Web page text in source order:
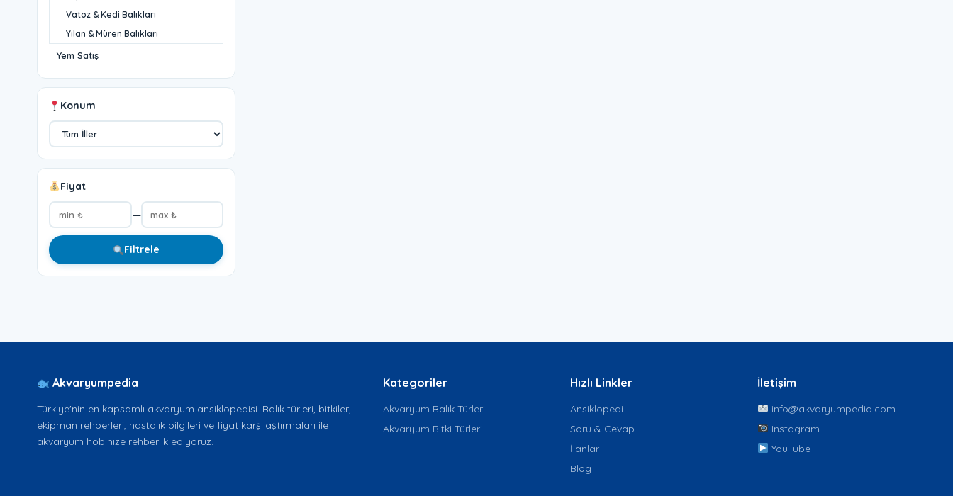
Vatoz & Kedi Balıkları
Yılan & Müren Balıkları
Yem Satış
Konum
Fiyat
—
Filtrele
Akvaryumpedia
Türkiye'nin en kapsamlı akvaryum ansiklopedisi. Balık türleri, bitkiler,
ekipman rehberleri, hastalık bilgileri ve fiyat karşılaştırmaları ile
akvaryum hobinize rehberlik ediyoruz.
Kategoriler
Akvaryum Balık Türleri
Akvaryum Bitki Türleri
Hızlı Linkler
Ansiklopedi
Soru & Cevap
İlanlar
Blog
İletişim
info@akvaryumpedia.com
Instagram
YouTube